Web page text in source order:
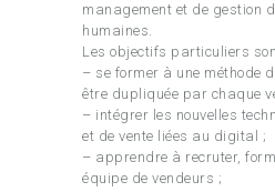
management et de gestion
humaines.
Les objectifs particuliers
– se former à une méthode
être dupliquée par chaque
– intégrer les nouvelles
et de vente liées au digital ;
– apprendre à recruter,
équipe de vendeurs ;